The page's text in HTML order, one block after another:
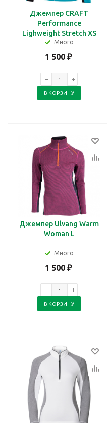
Джемпер CRAFT
Performance
Lighweight Stretch XS
Много
1 500₽
В КОРЗИНУ
Джемпер Ulvang Warm
Woman L
Много
1 500₽
В КОРЗИНУ